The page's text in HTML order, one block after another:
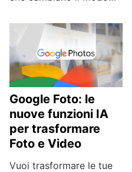
Google Foto: le
nuove funzioni IA
per trasformare
Foto e Video
Vuoi trasformare le tue